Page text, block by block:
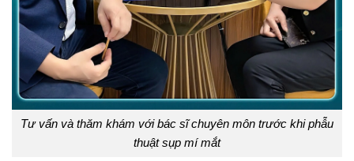
Tư vấn và thăm khám với bác sĩ chuyên môn trước khi phẫu
thuật sụp mí mắt